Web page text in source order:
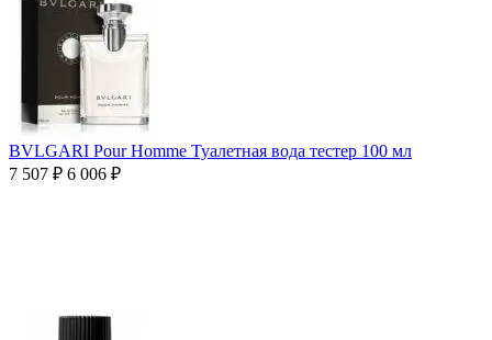
BVLGARI Pour Homme Туалетная вода тестер 100 мл
7 507 ₽ 6 006 ₽